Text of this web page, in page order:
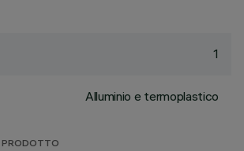
1
Alluminio e termoplastico
PRODOTTO